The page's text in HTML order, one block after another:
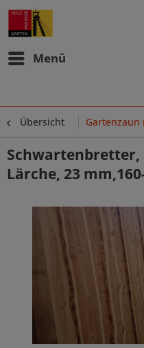
Menü
Übersicht Gartenzaun
Schwartenbretter,
Lärche, 23